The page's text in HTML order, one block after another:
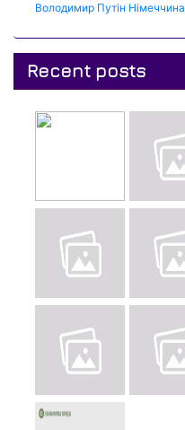
Володимир Путін Німеччина
Recent posts